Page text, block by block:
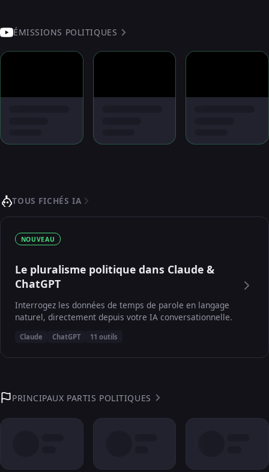
ÉMISSIONS POLITIQUES
TOUS FICHÉS IA
NOUVEAU
Le pluralisme politique dans Claude &
ChatGPT
Interrogez les données de temps de parole en langage
naturel, directement depuis votre IA conversationnelle.
Claude ChatGPT 11 outils
PRINCIPAUX PARTIS POLITIQUES